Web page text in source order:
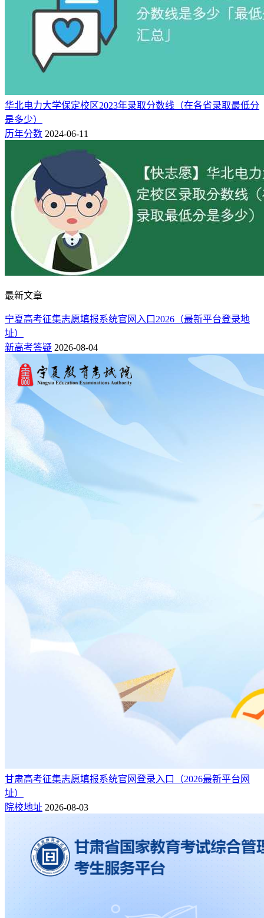
华北电力大学保定校区2023年录取分数线（在各省录取最低分
是多少）
历年分数 2024-06-11
最新文章
宁夏高考征集志愿填报系统官网入口2026（最新平台登录地
址）
新高考答疑 2026-08-04
甘肃高考征集志愿填报系统官网登录入口（2026最新平台网
址）
院校地址 2026-08-03